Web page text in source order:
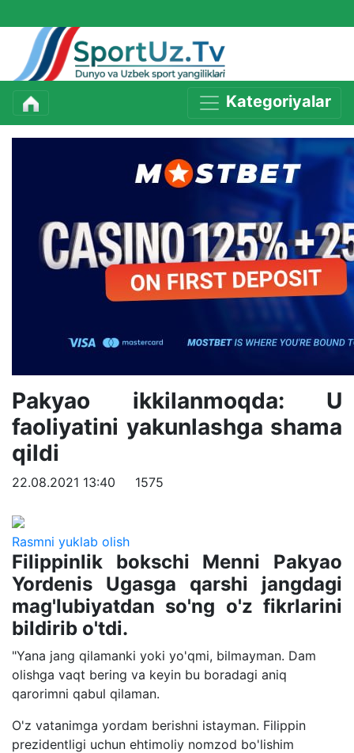
Kategoriyalar
Pakyao ikkilanmoqda: U
faoliyatini yakunlashga shama
qildi
22.08.2021 13:40 1575
Rasmni yuklab olish
Filippinlik bokschi Menni Pakyao
Yordenis Ugasga qarshi jangdagi
mag'lubiyatdan so'ng o'z fikrlarini
bildirib o'tdi.
"Yana jang qilamanki yoki yo'qmi, bilmayman. Dam
olishga vaqt bering va keyin bu boradagi aniq
qarorimni qabul qilaman.
O'z vatanimga yordam berishni istayman. Filippin
prezidentligi uchun ehtimoliy nomzod bo'lishim